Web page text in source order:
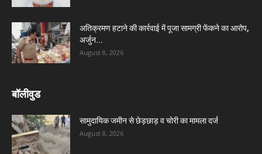
अतिक्रमण हटाने की कार्रवाई में पूजा सामग्री फेंकने का आरोप,
अर्जुन...
August 8, 2026
बॉलीवुड
सामुदायिक जमीन से छेड़छाड़ व चोरी का मामला दर्ज
August 8, 2026